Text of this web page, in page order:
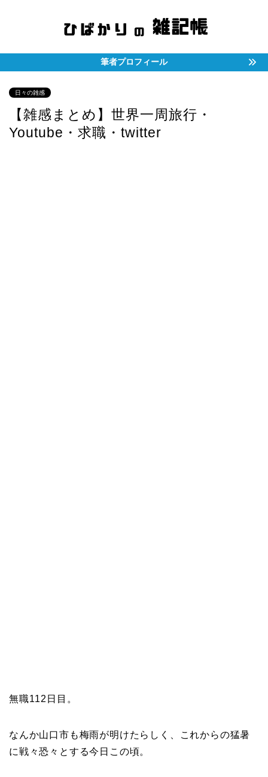
筆者プロフィール
日々の雑感
【雑感まとめ】世界一周旅行・
Youtube・求職・twitter
無職112日目。
なんか山口市も梅雨が明けたらしく、これからの猛暑
に戦々恐々とする今日この頃。